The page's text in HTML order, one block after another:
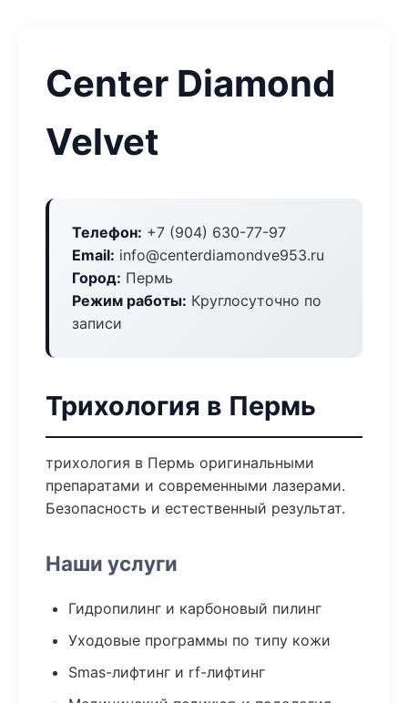
Center Diamond
Velvet
Телефон: +7 (904) 630-77-97
Email: info@centerdiamondve953.ru
Город: Пермь
Режим работы: Круглосуточно по
записи
Трихология в Пермь
трихология в Пермь оригинальными
препаратами и современными лазерами.
Безопасность и естественный результат.
Наши услуги
Гидропилинг и карбоновый пилинг
Уходовые программы по типу кожи
Smas-лифтинг и rf-лифтинг